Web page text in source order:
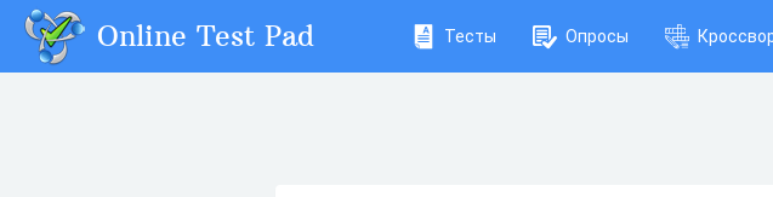
Online Test Pad Тесты Опросы